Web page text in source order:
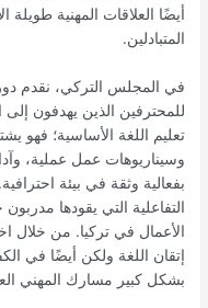
أيضًا العلاقات المهنية طويلة
المتبادلين.
في المجلس التركي، نقدم
للمحترفين الذين يهدفون إلى
تعليم اللغة الأساسية؛
وسيناريوهات عمل عملية،
بفعالية وثقة في بيئة
التفاعلية التي يقودها
الأعمال في تركيا. من خلال
إتقان اللغة ولكن أيضًا في
بشكل كبير مسارك المهني